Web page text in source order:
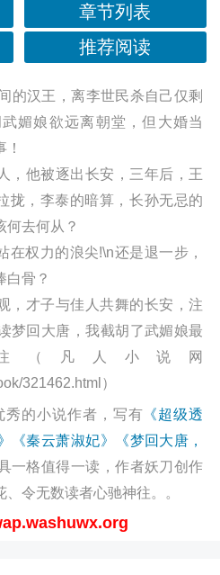
章节列表
推荐阅读
的汉王，离李世民杀自己仅剩
媚娘欲远离朝堂，但大婚当
他被逐出长安，三年后，王
拢，李泰的暗算，长孙无忌的
何去何从？
权力的浪尖!\n还是退一步，
白骨？
才子与佳人共舞的长安，注
梦回大唐，我截胡了武媚娘最
（凡人小说网
321462.html）
秀的小说作者，写有 《超级透
《秦云萧淑妃》
《梦回大唐，
一格值得一读，作者妖刀创作
令无数读者心驰神往。。